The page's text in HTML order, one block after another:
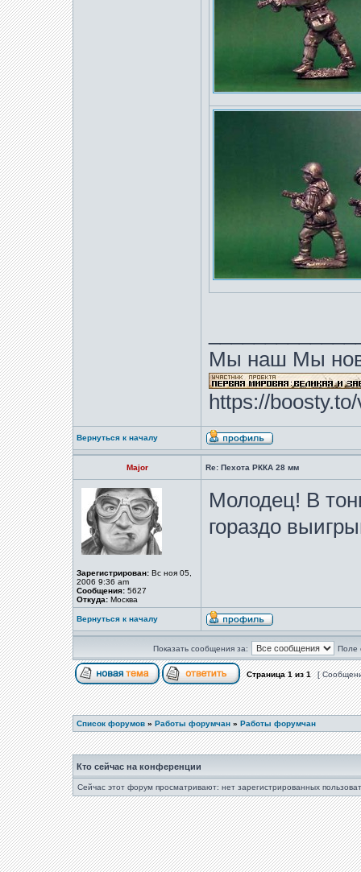
Мы наш Мы
https://
Вернуться к началу
Major Re: Пехота РККА 28 мм
Зарегистрирован: Вс ноя 05,
2006 9:36 am
Сообщения: 5627
Откуда: Москва
Молодец! В
гораздо
Вернуться к началу
Показать сообщения за: Поле
Страница1из1 [
Список форумов » Работы форумчан » Работы форумчан
Кто сейчас на конференции
Сейчас этот форум просматривают: нет зарегистрированных